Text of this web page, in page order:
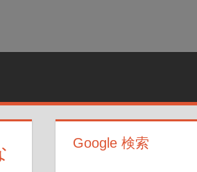
Google 検索